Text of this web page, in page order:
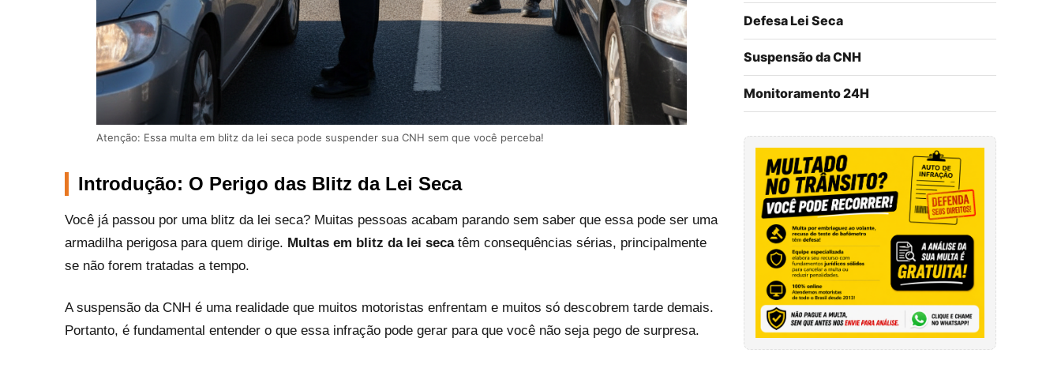
Atenção: Essa multa em blitz da lei seca pode suspender sua CNH sem que você perceba!
Introdução: O Perigo das Blitz da Lei Seca
Você já passou por uma blitz da lei seca? Muitas pessoas acabam parando sem saber que essa pode ser uma
armadilha perigosa para quem dirige. Multas em blitz da lei secatêm consequências sérias, principalmente
se não forem tratadas a tempo.
A suspensão da CNH é uma realidade que muitos motoristas enfrentam e muitos só descobrem tarde demais.
Portanto, é fundamental entender o que essa infração pode gerar para que você não seja pego de surpresa.
Defesa Lei Seca
Suspensão da CNH
Monitoramento 24H